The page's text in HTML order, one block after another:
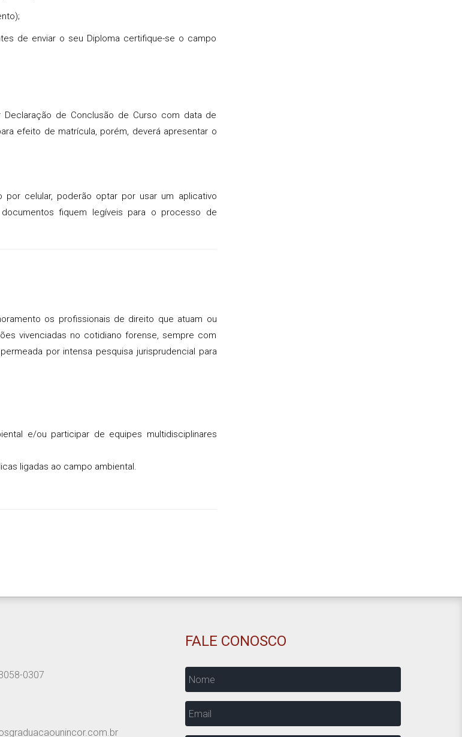
de enviar o seu Diploma certifique-se o campo
de Conclusão de Curso com data de
efeito de matrícula, porém, deverá apresentar o
por celular, poderão optar por usar um aplicativo
fiquem legíveis para o processo de
os profissionais de direito que atuam ou
vivenciadas no cotidiano forense, sempre com
por intensa pesquisa jurisprudencial para
e/ou participar de equipes multidisciplinares
ligadas ao campo ambiental.
0307
FALE CONOSCO
Nome
Email